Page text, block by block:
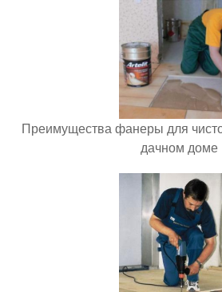
Преимущества фанеры для
дачном доме